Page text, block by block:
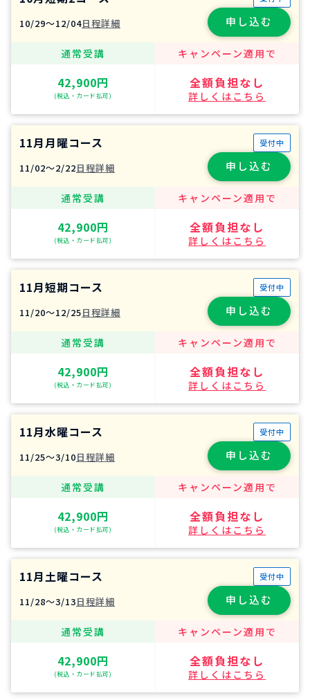
10/29〜12/04日程詳細 申し込む
通常受講
42,900円
(税込・カード払可)
キャンペーン適用で
全額負担なし
詳しくはこちら
11月月曜コース
11/02〜2/22日程詳細
受付中
申し込む
通常受講
42,900円
(税込・カード払可)
キャンペーン適用で
全額負担なし
詳しくはこちら
11月短期コース
11/20〜12/25日程詳細
受付中
申し込む
通常受講
42,900円
(税込・カード払可)
キャンペーン適用で
全額負担なし
詳しくはこちら
11月水曜コース
11/25〜3/10日程詳細
受付中
申し込む
通常受講
42,900円
(税込・カード払可)
キャンペーン適用で
全額負担なし
詳しくはこちら
11月土曜コース
11/28〜3/13日程詳細
受付中
申し込む
通常受講
42,900円
(税込・カード払可)
キャンペーン適用で
全額負担なし
詳しくはこちら